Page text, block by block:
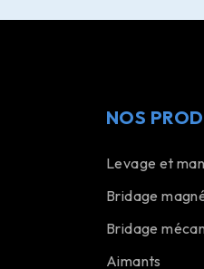
NOS
Levage et
Bridage
Bridage
Aimants